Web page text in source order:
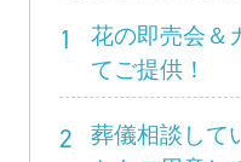
1
花の即売会＆
てご提供！
2
葬儀相談して